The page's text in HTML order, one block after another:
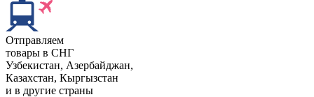
Отправляем
товары в СНГ
Узбекистан, Aзербайджан,
Казахстан, Кыргызстан
и в другие страны